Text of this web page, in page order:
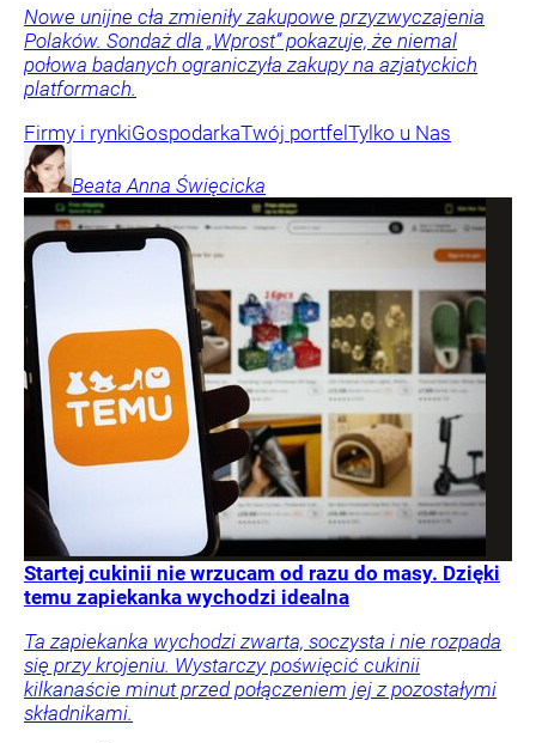
Nowe unijne cła zmieniły zakupowe przyzwyczajenia
Polaków. Sondaż dla „Wprost” pokazuje, że niemal
połowa badanych ograniczyła zakupy na azjatyckich
platformach.
Firmy i rynkiGospodarkaTwój portfelTylko u Nas
Beata Anna Święcicka
Startej cukinii nie wrzucam od razu do masy. Dzięki
temu zapiekanka wychodzi idealna
Ta zapiekanka wychodzi zwarta, soczysta i nie rozpada
się przy krojeniu. Wystarczy poświęcić cukinii
kilkanaście minut przed połączeniem jej z pozostałymi
składnikami.